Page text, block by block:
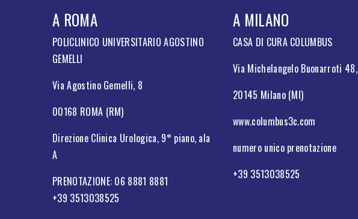
A ROMA
POLICLINICO UNIVERSITARIO AGOSTINO
GEMELLI
Via Agostino Gemelli, 8
00168 ROMA (RM)
Direzione Clinica Urologica, 9° piano, ala
A
PRENOTAZIONE: 06 8881 8881
+39 3513038525
A MILANO
CASA DI CURA COLUMBUS
Via Michelangelo Buonarroti 48,
20145 Milano (MI)
www.columbus3c.com
numero unico prenotazione
+39 3513038525